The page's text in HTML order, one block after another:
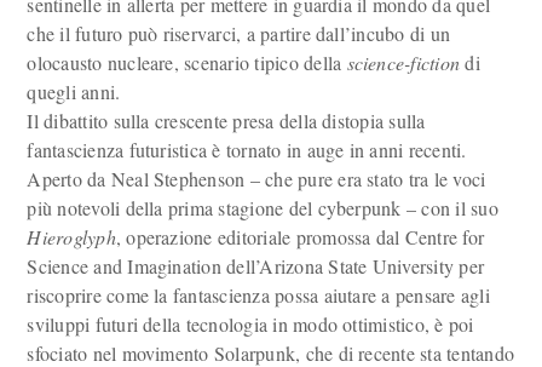
che il futuro può riservarci, a partire dall’incubo di un
olocausto nucleare, scenario tipico della science-fictiondi
quegli anni.
Il dibattito sulla crescente presa della distopia sulla
fantascienza futuristica è tornato in auge in anni recenti.
Aperto da Neal Stephenson – che pure era stato tra le voci
più notevoli della prima stagione del cyberpunk – con il suo
Hieroglyph, operazione editoriale promossa dal Centre for
Science and Imagination dell’Arizona State University per
riscoprire come la fantascienza possa aiutare a pensare agli
sviluppi futuri della tecnologia in modo ottimistico, è poi
sfociato nel movimento Solarpunk, che di recente sta tentando